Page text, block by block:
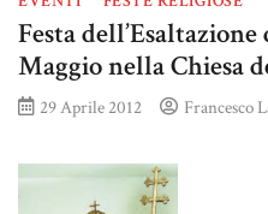
Festa
Maggio nella Chiesa
29 Aprile 2012 Francesco